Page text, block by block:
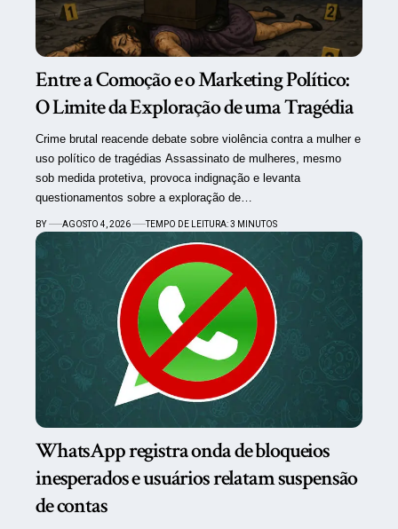
Entre a Comoção e o Marketing Político:
O Limite da Exploração de uma Tragédia
Crime brutal reacende debate sobre violência contra a mulher e
uso político de tragédias Assassinato de mulheres, mesmo
sob medida protetiva, provoca indignação e levanta
questionamentos sobre a exploração de…
BY AGOSTO 4, 2026 TEMPO DE LEITURA: 3 MINUTOS
WhatsApp registra onda de bloqueios
inesperados e usuários relatam suspensão
de contas